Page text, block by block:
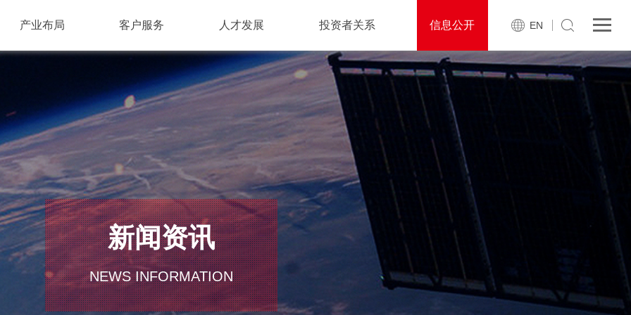
EN
产业布局 客户服务 人才发展 投资者关系 信息公开
新闻资讯
NEWS INFORMATION